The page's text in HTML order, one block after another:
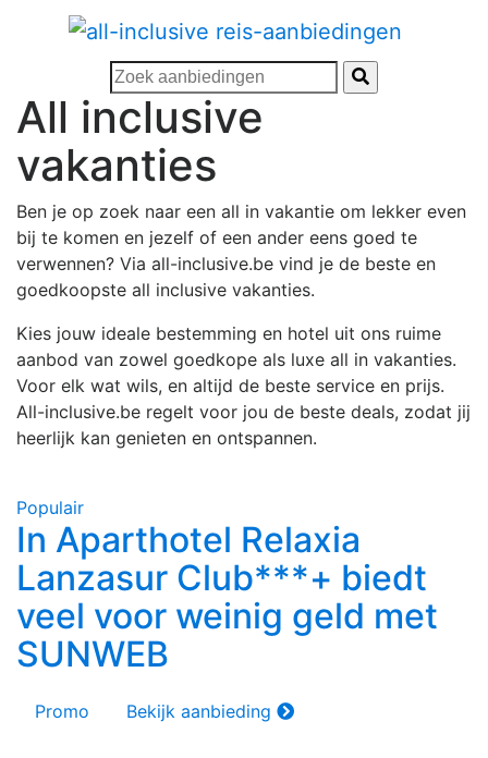
All inclusive
vakanties
Ben je op zoek naar een all in vakantie om lekker even
bij te komen en jezelf of een ander eens goed te
verwennen? Via all-inclusive.be vind je de beste en
goedkoopste all inclusive vakanties.
Kies jouw ideale bestemming en hotel uit ons ruime
aanbod van zowel goedkope als luxe all in vakanties.
Voor elk wat wils, en altijd de beste service en prijs.
All-inclusive.be regelt voor jou de beste deals, zodat jij
heerlijk kan genieten en ontspannen.
Populair
In Aparthotel Relaxia
Lanzasur Club***+ biedt
veel voor weinig geld met
SUNWEB
Promo Bekijk aanbieding